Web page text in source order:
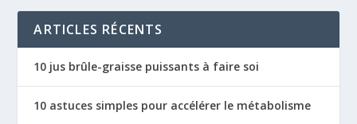
ARTICLES RÉCENTS
10 jus brûle-graisse puissants à faire soi
10 astuces simples pour accélérer le métabolisme